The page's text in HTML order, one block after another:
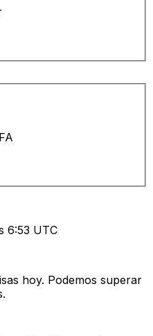
6:53 UTC
hoy. Podemos superar